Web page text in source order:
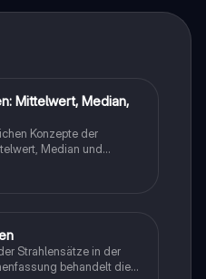
Mittelwert, Median,
Konzepte der
Median und
bietet klare
zur
Strahlensätze in der
behandelt die